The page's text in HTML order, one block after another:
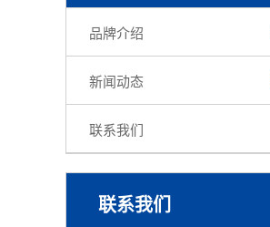
品牌介绍
新闻动态
联系我们
联系我们